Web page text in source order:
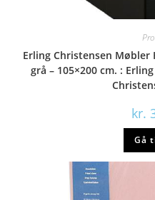
Erling Christensen Møbler
grå – 105×200 cm. :
kr.
Gå